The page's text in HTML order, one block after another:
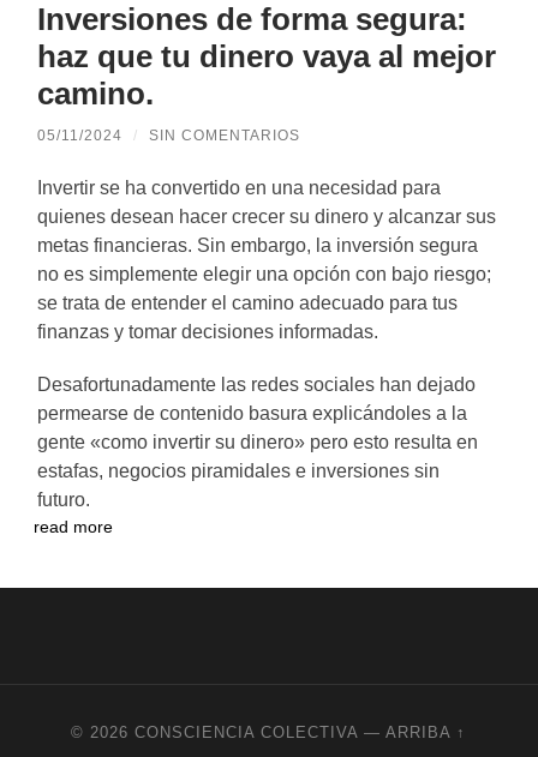
Inversiones de forma segura:
haz que tu dinero vaya al mejor
camino.
05/11/2024 / SIN COMENTARIOS
Invertir se ha convertido en una necesidad para
quienes desean hacer crecer su dinero y alcanzar sus
metas financieras. Sin embargo, la inversión segura
no es simplemente elegir una opción con bajo riesgo;
se trata de entender el camino adecuado para tus
finanzas y tomar decisiones informadas.
Desafortunadamente las redes sociales han dejado
permearse de contenido basura explicándoles a la
gente «como invertir su dinero» pero esto resulta en
estafas, negocios piramidales e inversiones sin
futuro.
read more
© 2026CONSCIENCIA COLECTIVA —ARRIBA ↑